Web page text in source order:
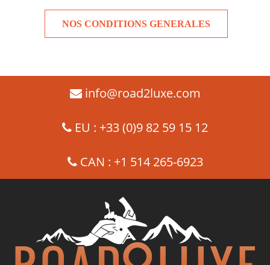
NOS CONDITIONS GENERALES
info@road2luxe.com
EU : +33 (0)9 82 59 15 12
CAN : +1 514 265-6923